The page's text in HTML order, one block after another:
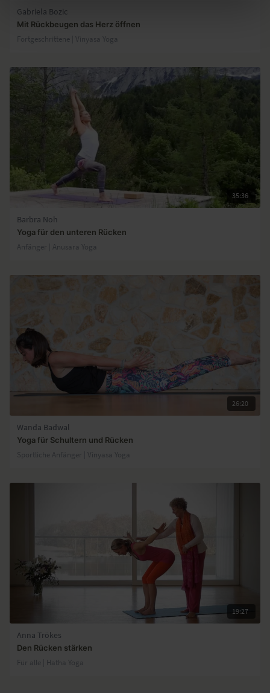
Gabriela Bozic
Mit Rückbeugen das Herz öffnen
Fortgeschrittene | Vinyasa Yoga
35:36
Barbra Noh
Yoga für den unteren Rücken
Anfänger | Anusara Yoga
26:20
Wanda Badwal
Yoga für Schultern und Rücken
Sportliche Anfänger | Vinyasa Yoga
19:27
Anna Trökes
Den Rücken stärken
Für alle | Hatha Yoga